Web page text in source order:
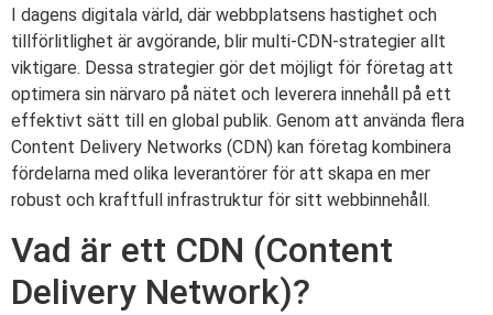
I dagens digitala värld, där webbplatsens hastighet och
tillförlitlighet är avgörande, blir multi-CDN-strategier allt
viktigare. Dessa strategier gör det möjligt för företag att
optimera sin närvaro på nätet och leverera innehåll på ett
effektivt sätt till en global publik. Genom att använda flera
Content Delivery Networks (CDN) kan företag kombinera
fördelarna med olika leverantörer för att skapa en mer
robust och kraftfull infrastruktur för sitt webbinnehåll.
Vad är ett CDN (Content
Delivery Network)?